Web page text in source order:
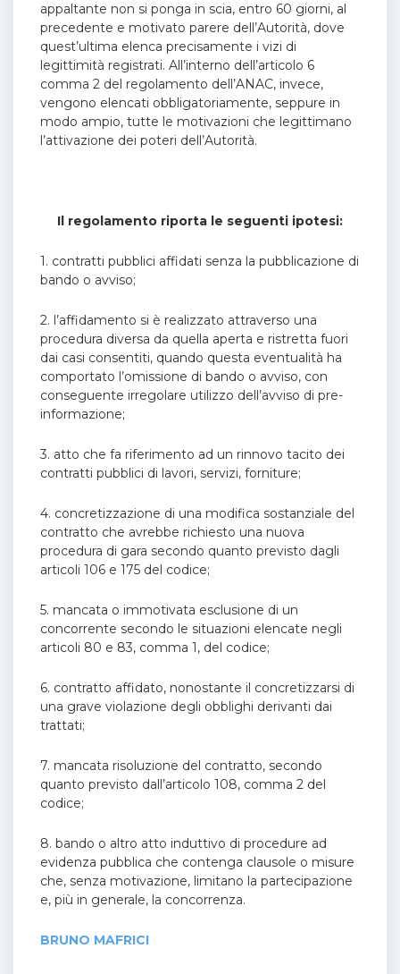
appaltante non si ponga in scia, entro 60 giorni, al
precedente e motivato parere dell’Autorità, dove
quest’ultima elenca precisamente i vizi di
legittimità registrati. All’interno dell’articolo 6
comma 2 del regolamento dell’ANAC, invece,
vengono elencati obbligatoriamente, seppure in
modo ampio, tutte le motivazioni che legittimano
l’attivazione dei poteri dell’Autorità.
Il regolamento riporta le seguenti ipotesi:
1. contratti pubblici affidati senza la pubblicazione di
bando o avviso;
2. l’affidamento si è realizzato attraverso una
procedura diversa da quella aperta e ristretta fuori
dai casi consentiti, quando questa eventualità ha
comportato l’omissione di bando o avviso, con
conseguente irregolare utilizzo dell’avviso di pre-
informazione;
3. atto che fa riferimento ad un rinnovo tacito dei
contratti pubblici di lavori, servizi, forniture;
4. concretizzazione di una modifica sostanziale del
contratto che avrebbe richiesto una nuova
procedura di gara secondo quanto previsto dagli
articoli 106 e 175 del codice;
5. mancata o immotivata esclusione di un
concorrente secondo le situazioni elencate negli
articoli 80 e 83, comma 1, del codice;
6. contratto affidato, nonostante il concretizzarsi di
una grave violazione degli obblighi derivanti dai
trattati;
7. mancata risoluzione del contratto, secondo
quanto previsto dall’articolo 108, comma 2 del
codice;
8. bando o altro atto induttivo di procedure ad
evidenza pubblica che contenga clausole o misure
che, senza motivazione, limitano la partecipazione
e, più in generale, la concorrenza.
BRUNO MAFRICI